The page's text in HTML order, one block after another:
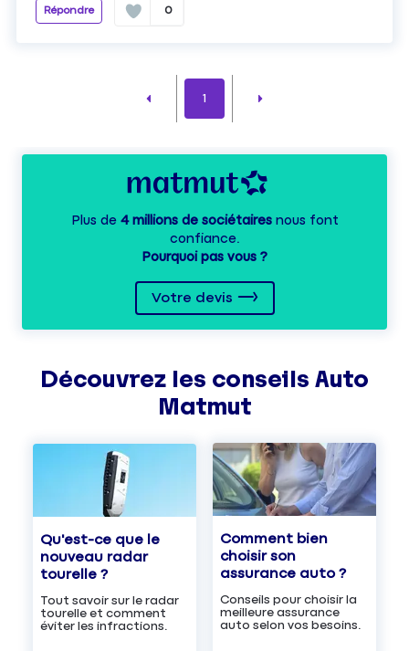
Répondre 0
1
Plus de 4 millions de sociétairesnous font
confiance.
Pourquoi pas vous ?
Votre devis
Découvrez les conseils Auto
Matmut
Qu'est-ce que le
nouveau radar
tourelle ?
Tout savoir sur le radar
tourelle et comment
éviter les infractions.
Comment bien
choisir son
assurance auto ?
Conseils pour choisir la
meilleure assurance
auto selon vos besoins.